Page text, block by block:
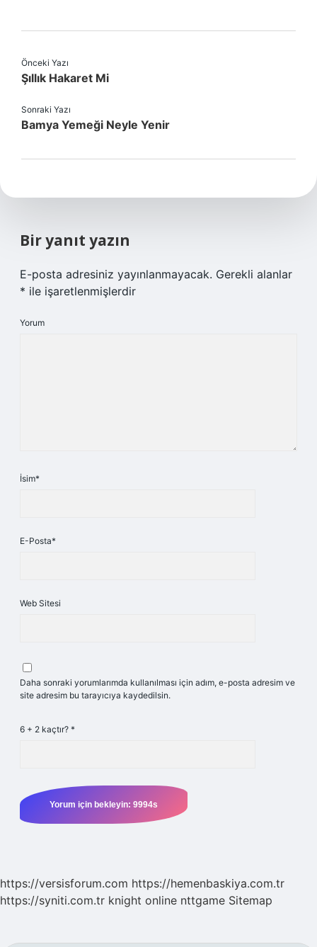
Önceki Yazı
Şıllık Hakaret Mi
Sonraki Yazı
Bamya Yemeği Neyle Yenir
Bir yanıt yazın
E-posta adresiniz yayınlanmayacak. Gerekli alanlar
* ile işaretlenmişlerdir
Yorum
İsim*
E-Posta*
Web Sitesi
Daha sonraki yorumlarımda kullanılması için adım, e-posta adresim ve
site adresim bu tarayıcıya kaydedilsin.
6 + 2 kaçtır? *
https://versisforum.com https://hemenbaskiya.com.tr
https://syniti.com.tr knight online nttgame Sitemap